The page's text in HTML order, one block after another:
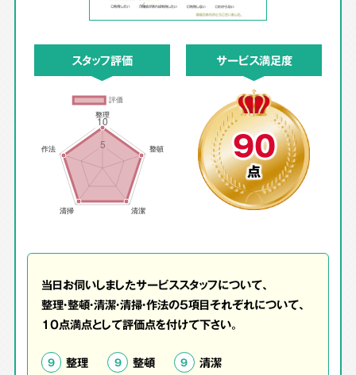
スタッフ評価 サービス満足度
90
点
当日お伺いしましたサービススタッフについて、
整理・整頓・清潔・清掃・作法の5項目それぞれについて、
10点満点として評価点を付けて下さい。
9 整理 9 整頓 9 清潔